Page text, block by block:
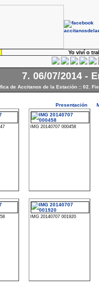
Yo viví o
7. 06/07/2014 -
de Accitanos de la Estación :: 02.
Presentación
IMG 20140707 000458
IMG 20140707 001920